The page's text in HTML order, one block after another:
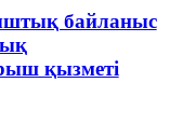
байланыс
қызметі